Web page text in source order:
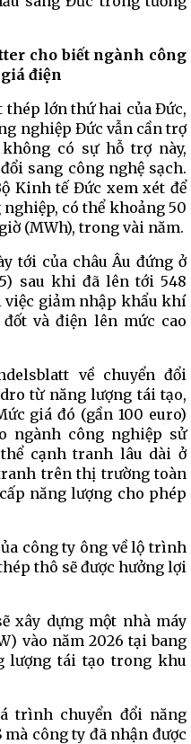
cho biết ngành công
điện
thép lớn thứ hai của Đức,
nghiệp Đức vẫn cần trợ
có sự hỗ trợ này,
sang công nghệ sạch.
Kinh tế Đức xem xét để
có thể khoảng 50
(MWh), trong vài năm.
tới của châu Âu đứng ở
sau khi đã lên tới 548
việc giảm nhập khẩu khí
và điện lên mức cao
về chuyển đổi
từ năng lượng tái tạo,
giá đó (gần 100 euro)
ngành công nghiệp sử
cạnh tranh lâu dài ở
trên thị trường toàn
năng lượng cho phép
công ty ông về lộ trình
thô sẽ được hưởng lợi
xây dựng một nhà máy
vào năm 2026 tại bang
lượng tái tạo trong khu
trình chuyển đổi năng
mà công ty đã nhận được